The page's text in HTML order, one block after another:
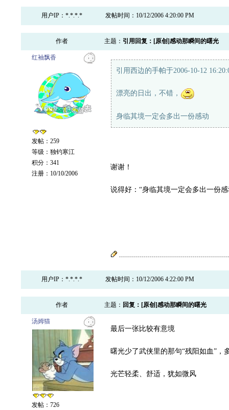
用户IP：*.*.*.* 发帖时间：10/12/2006 4:20:00 PM
作者 主题： 引用回复：[原创]感动那瞬间的曙光
红袖飘香
发帖：259
等级：独钓寒江
积分：341
注册：10/10/2006
引用西边的手帕于2006-10-12
漂亮的日出，不错，
身临其境一定会多出一份感动
谢谢！
说得好：“身临其境一定会多出一份感
用户IP：*.*.*.* 发帖时间：10/12/2006 4:22:00 PM
作者 主题： 回复：[原创]感动那瞬间的曙光
汤姆猫
发帖：726
最后一张比较有意境
曙光少了武侠里的那句“残阳如血”，
光芒轻柔、舒适，犹如微风